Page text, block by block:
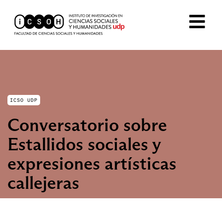
ICSO UDP
Conversatorio sobre
Estallidos sociales y
expresiones artísticas
callejeras